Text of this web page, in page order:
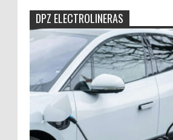
DPZ ELECTROLINERAS